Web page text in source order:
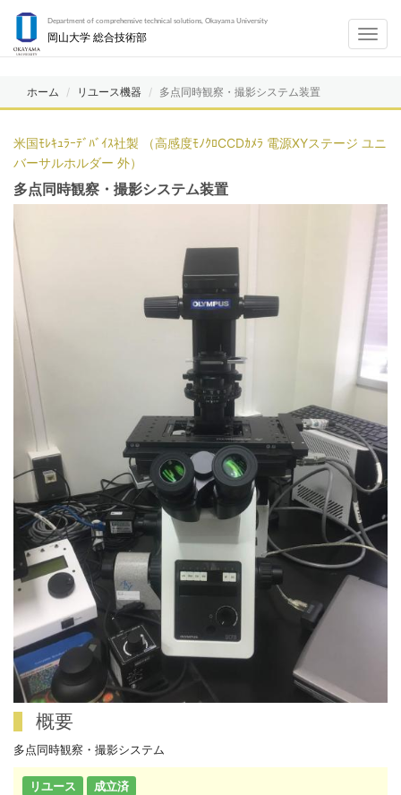
Department of comprehensive technical solutions, Okayama University
岡山大学 総合技術部
ホーム リユース機器 多点同時観察・撮影システム装置
米国ﾓﾚｷｭﾗｰﾃﾞﾊﾞｲｽ社製 （高感度ﾓﾉｸﾛCCDｶﾒﾗ 電源XYステージ ユニ
バーサルホルダー 外）
多点同時観察・撮影システム装置
概要
多点同時観察・撮影システム
リユース 成立済